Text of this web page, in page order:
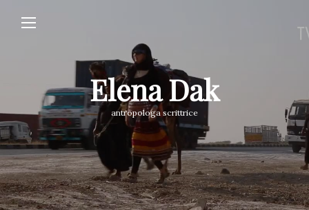
Elena Dak
antropologa scrittrice